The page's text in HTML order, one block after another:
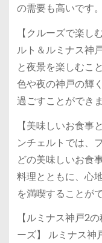
の需要も高いです。
【クルーズで楽し
ルト＆ルミナス神
と夜景を楽しむこ
色や夜の神戸の輝
過ごすことができま
【美味しいお食事
ンチェルトでは、
どの美味しいお食
料理とともに、心
を満喫することが
【ルミナス神戸2
ーズ】 ルミナス神